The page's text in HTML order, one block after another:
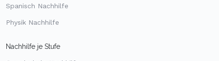
Spanisch Nachhilfe
Physik Nachhilfe
Nachhilfe je Stufe